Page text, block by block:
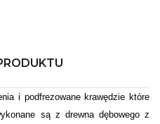
i podfrezowane krawędzie które
są z drewna dębowego z